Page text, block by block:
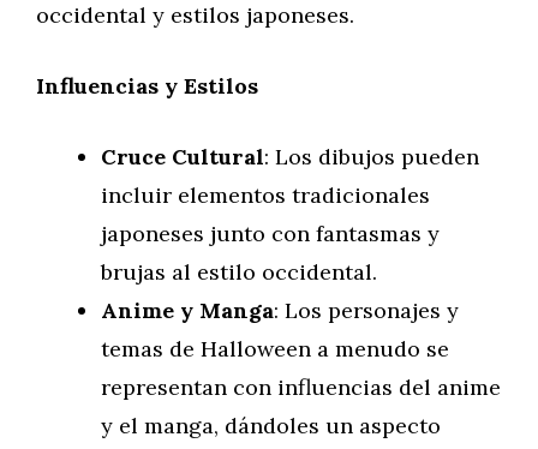
occidental y estilos japoneses.
Influencias y Estilos
Cruce Cultural: Los dibujos pueden
incluir elementos tradicionales
japoneses junto con fantasmas y
brujas al estilo occidental.
Anime y Manga: Los personajes y
temas de Halloween a menudo se
representan con influencias del anime
y el manga, dándoles un aspecto